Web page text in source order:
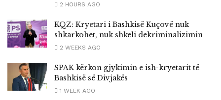
2 HOURS AGO
KQZ: Kryetari i Bashkisë Kuçovë nuk
shkarkohet, nuk shkeli dekriminalizimin
2 WEEKS AGO
SPAK kërkon gjykimin e ish-kryetarit të
Bashkisë së Divjakës
1 WEEK AGO